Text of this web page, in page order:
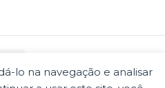
lo na navegação e analisar